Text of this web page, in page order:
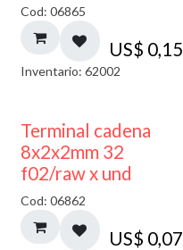
Cod: 06865
US$ 0,15
Inventario: 62002
Terminal cadena
8x2x2mm 32
f02/raw x und
Cod: 06862
US$ 0,07